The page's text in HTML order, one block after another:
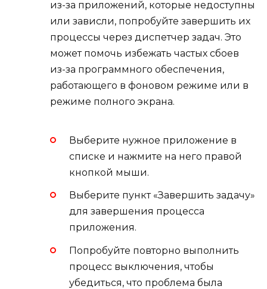
из-за приложений, которые недоступны
или зависли, попробуйте завершить их
процессы через диспетчер задач. Это
может помочь избежать частых сбоев
из-за программного обеспечения,
работающего в фоновом режиме или в
режиме полного экрана.
Выберите нужное приложение в
списке и нажмите на него правой
кнопкой мыши.
Выберите пункт «Завершить задачу»
для завершения процесса
приложения.
Попробуйте повторно выполнить
процесс выключения, чтобы
убедиться, что проблема была